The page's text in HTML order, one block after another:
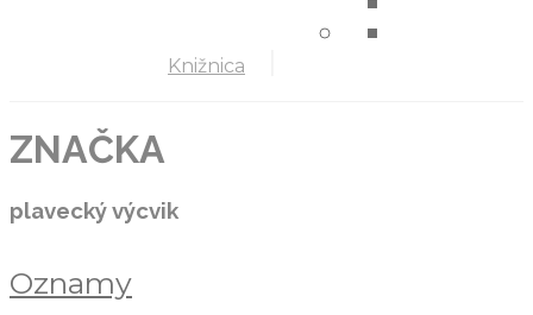
Knižnica
ZNAČKA
plavecký výcvik
Oznamy